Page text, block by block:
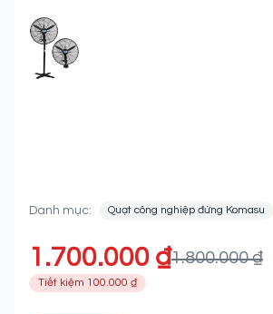
FEATURED IMAGE
Danh mục: Quạt công nghiệp đứng Komasu
1.700.000 ₫1.800.000 ₫
Tiết kiệm 100.000 ₫